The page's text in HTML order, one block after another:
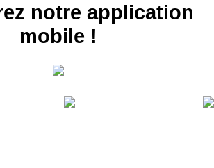
notre application
mobile !